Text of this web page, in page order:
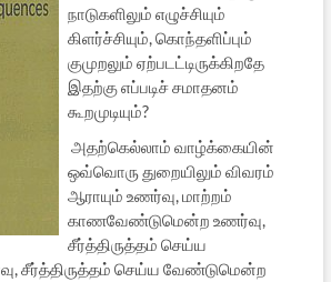
நாடுகளிலும் எழுச்சியும்
கிளர்ச்சியும், கொந்தளிப்பும்
குமுறலும் ஏற்படட்டிருக்கிறதே
இதற்கு எப்படிச் சமாதனம்
கூறமுடியும்?
அதற்கெல்லாம் வாழ்க்கையின்
ஒவ்வொரு துறையிலும் விவரம்
ஆராயும் உணர்வு, மாற்றம்
காணவேண்டுமென்ற உணர்வு,
சீர்த்திருத்தம் செய்ய
சீர்த்திருத்தம் செய்ய வேண்டுமென்ற